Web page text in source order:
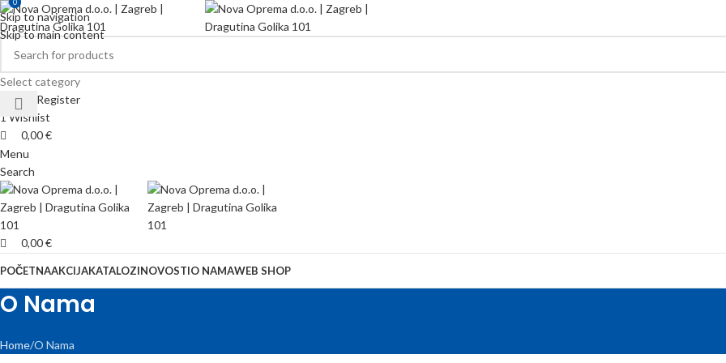
Skip to navigation
Skip to main content
Select category
Login / Register
1 Wishlist
0
0,00€
Menu
Search
0
0,00€
POČETNAAKCIJAKATALOZINOVOSTIO NAMAWEB SHOP
O Nama
Home O Nama